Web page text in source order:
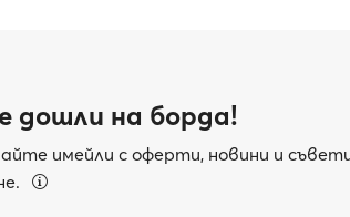
дошли на борда!
имейли с оферти, новини и